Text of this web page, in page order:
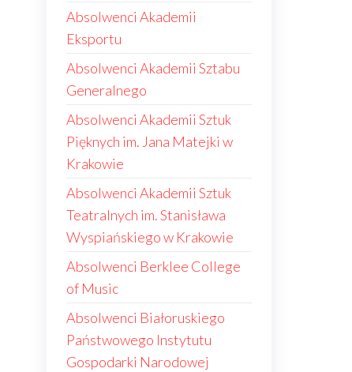
Absolwenci Akademii
Eksportu
Absolwenci Akademii Sztabu
Generalnego
Absolwenci Akademii Sztuk
Pięknych im. Jana Matejki w
Krakowie
Absolwenci Akademii Sztuk
Teatralnych im. Stanisława
Wyspiańskiego w Krakowie
Absolwenci Berklee College
of Music
Absolwenci Białoruskiego
Państwowego Instytutu
Gospodarki Narodowej